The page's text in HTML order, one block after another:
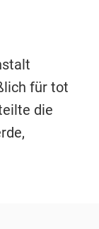
für tot
die